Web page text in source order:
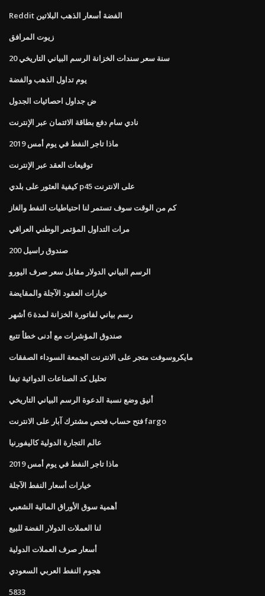
Reddit الفضة أسعار الذهب البلاتين
زيوت المرافق
20 سنة سعر سندات الخزانة الرسم البياني التاريخي
يوم تداول الذهب والفضة
ض جداول احصائيات الجدول
نادي سام دفع بطاقة الائتمان عبر الإنترنت
ماذا تاجر النفط في يوم أمس 2019
توقيعات العقد عبر الإنترنت
كيفية العثور على بلدي p45 على الانترنت
كم من الوقت سوف تستمر لنا احتياطيات النفط والغاز
مرات التداول المؤتمر الوطني العراقي
صندوق راسيل 200
الرسم البياني الدولار مقابل سعر صرف اليورو
خيارات العقود الآجلة والمقايضة
رسم بياني لفاتورة الخزانة لمدة 6 أشهر
صندوق المؤشرات مع أدنى خطأ تتبع
مايكروسوفت متجر على الانترنت الجمعة السوداء الصفقات
تحليل كد الصناعات الدوائية تيفا
أنيق وضع نسبة الدعوة الرسم البياني التاريخي
فتح حساب فحص مشترك آبار على الانترنت fargo
عالم التجارة الدولية كاليفورنيا
ماذا تاجر النفط في يوم أمس 2019
خيارات أسعار النفط الآجلة
أهمية سوق الأوراق المالية الشعبي
لنا العملات الدولار الفضة للبيع
أسعار صرف العملات الدولية
هجوم النفط العربي السعودي
5833